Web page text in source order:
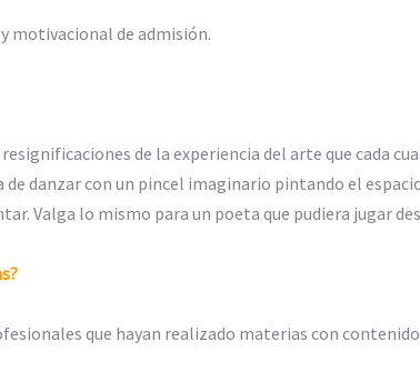
motivacional de admisión.
de la experiencia del arte que cada
danzar con un pincel imaginario pintando el
Valga lo mismo para un poeta que pudiera jugar
que hayan realizado materias con